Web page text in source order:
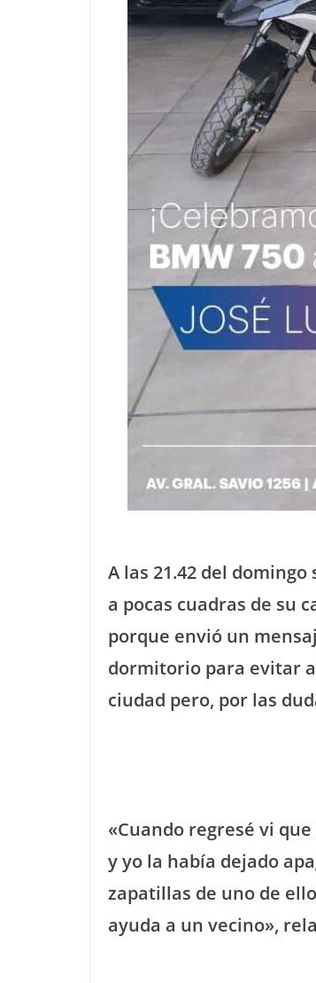
A las 21.42 del
a pocas cuadras de su
porque envió un
dormitorio para evitar
ciudad pero, por las
«Cuando regresé vi
y yo la había dejado
zapatillas de uno de
ayuda a un vecino»,